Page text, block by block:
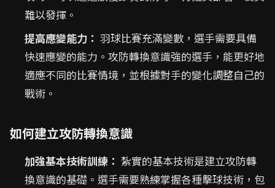
難以發揮。
提高應變能力： 羽球比賽充滿變數，選手需要具備
快速應變的能力。攻防轉換意識強的選手，能更好地
適應不同的比賽情境，並根據對手的變化調整自己的
戰術。
如何建立攻防轉換意識
加強基本技術訓練： 紮實的基本技術是建立攻防轉
換意識的基礎。選手需要熟練掌握各種擊球技術，包